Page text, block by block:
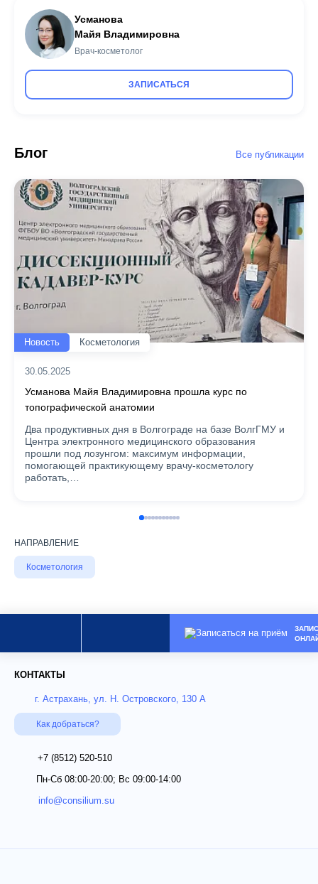
Усманова
Майя Владимировна
Врач-косметолог
ЗАПИСАТЬСЯ
Блог Все публикации
Новость Косметология
30.05.2025
Усманова Майя Владимировна прошла курс по
топографической анатомии
Два продуктивных дня в Волгограде на базе ВолгГМУ и
Центра электронного медицинского образования
прошли под лозунгом: максимум информации,
помогающей практикующему врачу-косметологу
работать,…
НАПРАВЛЕНИЕ
Косметология
КОНТАКТЫ
г. Астрахань, ул. Н. Островского, 130 А
Как добраться?
+7 (8512) 520-510
Пн-Сб 08:00-20:00; Вс 09:00-14:00
info@consilium.su